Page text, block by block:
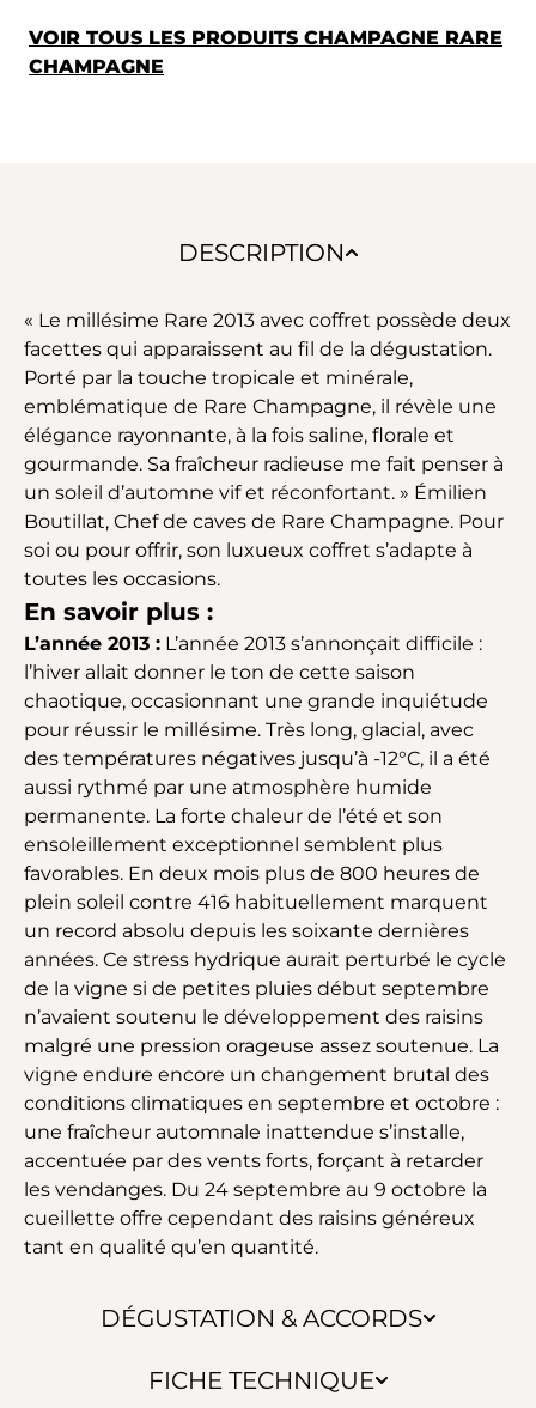
VOIR TOUS LES PRODUITS CHAMPAGNE RARE
CHAMPAGNE
DESCRIPTION
DÉGUSTATION & ACCORDS
FICHE TECHNIQUE
« Le millésime Rare 2013 avec coffret possède deux
facettes qui apparaissent au fil de la dégustation.
Porté par la touche tropicale et minérale,
emblématique de Rare Champagne, il révèle une
élégance rayonnante, à la fois saline, florale et
gourmande. Sa fraîcheur radieuse me fait penser à
un soleil d’automne vif et réconfortant. » Émilien
Boutillat, Chef de caves de Rare Champagne. Pour
soi ou pour offrir, son luxueux coffret s’adapte à
toutes les occasions.
En savoir plus :
L’année 2013 : L’année 2013 s’annonçait difficile :
l’hiver allait donner le ton de cette saison
chaotique, occasionnant une grande inquiétude
pour réussir le millésime. Très long, glacial, avec
des températures négatives jusqu’à -12°C, il a été
aussi rythmé par une atmosphère humide
permanente. La forte chaleur de l’été et son
ensoleillement exceptionnel semblent plus
favorables. En deux mois plus de 800 heures de
plein soleil contre 416 habituellement marquent
un record absolu depuis les soixante dernières
années. Ce stress hydrique aurait perturbé le cycle
de la vigne si de petites pluies début septembre
n’avaient soutenu le développement des raisins
malgré une pression orageuse assez soutenue. La
vigne endure encore un changement brutal des
conditions climatiques en septembre et octobre :
une fraîcheur automnale inattendue s’installe,
accentuée par des vents forts, forçant à retarder
les vendanges. Du 24 septembre au 9 octobre la
cueillette offre cependant des raisins généreux
tant en qualité qu’en quantité.